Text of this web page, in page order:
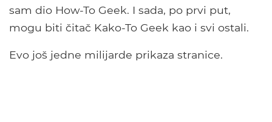
sam dio How-To Geek. I sada, po prvi put,
mogu biti čitač Kako-To Geek kao i svi ostali.
Evo još jedne milijarde prikaza stranice.